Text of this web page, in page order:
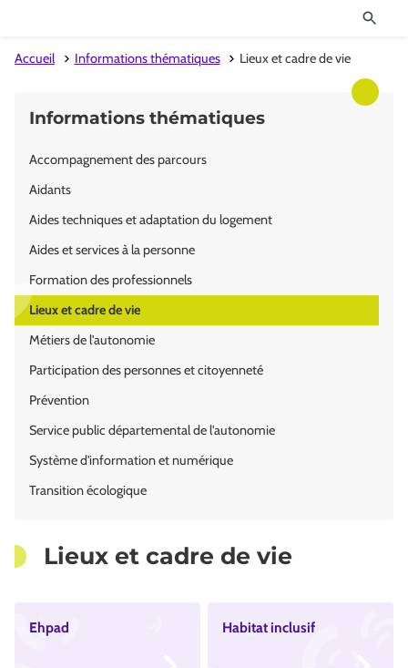
Accueil Informations thématiques Lieux et cadre de vie
Informations thématiques
Accompagnement des parcours
Aidants
Aides techniques et adaptation du logement
Aides et services à la personne
Formation des professionnels
Lieux et cadre de vie
Métiers de l'autonomie
Participation des personnes et citoyenneté
Prévention
Service public départemental de l'autonomie
Système d'information et numérique
Transition écologique
Lieux et cadre de vie
Ehpad Habitat inclusif